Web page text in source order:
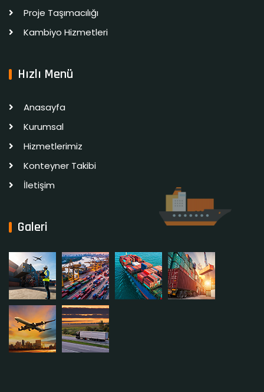
Proje Taşımacılığı
Kambiyo Hizmetleri
Hızlı Menü
Anasayfa
Kurumsal
Hizmetlerimiz
Konteyner Takibi
İletişim
Galeri